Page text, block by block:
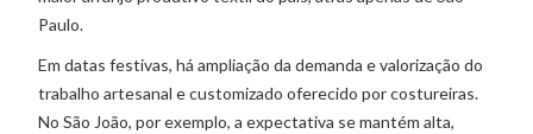
Paulo.
Em datas festivas, há ampliação da demanda e valorização do
trabalho artesanal e customizado oferecido por costureiras.
No São João, por exemplo, a expectativa se mantém alta,